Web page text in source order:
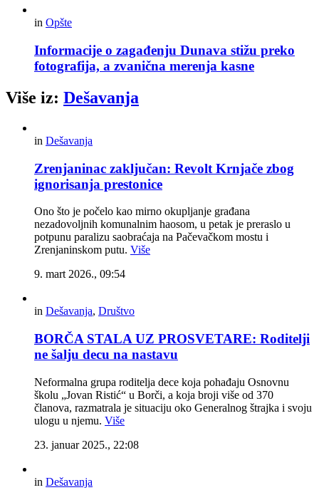
in Opšte
Informacije o zagađenju Dunava stižu preko
fotografija, a zvanična merenja kasne
Više iz: Dešavanja
in Dešavanja
Zrenjaninac zaključan: Revolt Krnjače zbog
ignorisanja prestonice
Ono što je počelo kao mirno okupljanje građana
nezadovoljnih komunalnim haosom, u petak je preraslo u
potpunu paralizu saobraćaja na Pačevačkom mostu i
Zrenjaninskom putu. Više
9. mart 2026., 09:54
in Dešavanja, Društvo
BORČA STALA UZ PROSVETARE: Roditelji
ne šalju decu na nastavu
Neformalna grupa roditelja dece koja pohađaju Osnovnu
školu „Jovan Ristić“ u Borči, a koja broji više od 370
članova, razmatrala je situaciju oko Generalnog štrajka i svoju
ulogu u njemu. Više
23. januar 2025., 22:08
in Dešavanja